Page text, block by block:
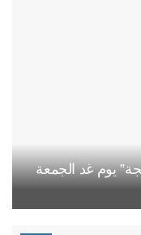
يوم غد الجمعة